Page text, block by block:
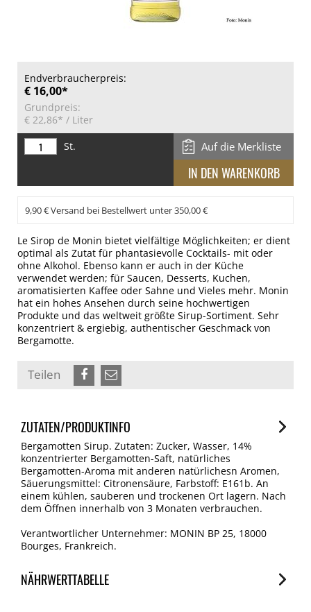
Endverbraucherpreis:
€ 16,00*
Grundpreis:
€ 22,86* / Liter
St.
Auf die Merkliste
9,90 € Versand bei Bestellwert unter 350,00 €
Le Sirop de Monin bietet vielfältige Möglichkeiten; er dient
optimal als Zutat für phantasievolle Cocktails- mit oder
ohne Alkohol. Ebenso kann er auch in der Küche
verwendet werden; für Saucen, Desserts, Kuchen,
aromatisierten Kaffee oder Sahne und Vieles mehr. Monin
hat ein hohes Ansehen durch seine hochwertigen
Produkte und das weltweit größte Sirup-Sortiment. Sehr
konzentriert & ergiebig, authentischer Geschmack von
Bergamotte.
Teilen
ZUTATEN/PRODUKTINFO
Bergamotten Sirup. Zutaten: Zucker, Wasser, 14%
konzentrierter Bergamotten-Saft, natürliches
Bergamotten-Aroma mit anderen natürlichesn Aromen,
Säuerungsmittel: Citronensäure, Farbstoff: E161b. An
einem kühlen, sauberen und trockenen Ort lagern. Nach
dem Öffnen innerhalb von 3 Monaten verbrauchen.
Verantwortlicher Unternehmer: MONIN BP 25, 18000
Bourges, Frankreich.
NÄHRWERTTABELLE